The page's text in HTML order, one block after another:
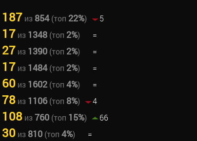
187 из 854(топ 22%)
5
17 из 1348(топ 2%)
=
27 из 1390(топ 2%)
=
17 из 1484(топ 2%)
=
60из 1602(топ 4%)
=
78из 1106(топ 8%)
4
108из760(топ 15%)
66
30из 810(топ 4%)
=